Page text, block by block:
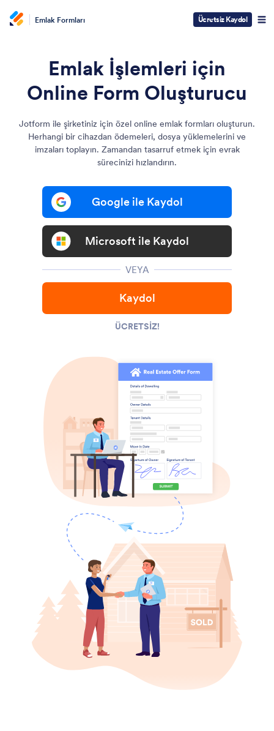
Emlak Formları Ücretsiz Kaydol
Emlak İşlemleri için
Online Form Oluşturucu
Jotform ile şirketiniz için özel online emlak formları oluşturun.
Herhangi bir cihazdan ödemeleri, dosya yüklemelerini ve
imzaları toplayın. Zamandan tasarruf etmek için evrak
sürecinizi hızlandırın.
Google ile Kaydol
Microsoft ile Kaydol
VEYA
Kaydol
ÜCRETSIZ!